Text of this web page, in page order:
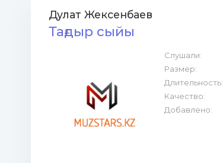
Дулат Жексенбаев
Тағдыр сыйы
Слушали:
Размер:
Длительность:
Качество:
Добавлено: